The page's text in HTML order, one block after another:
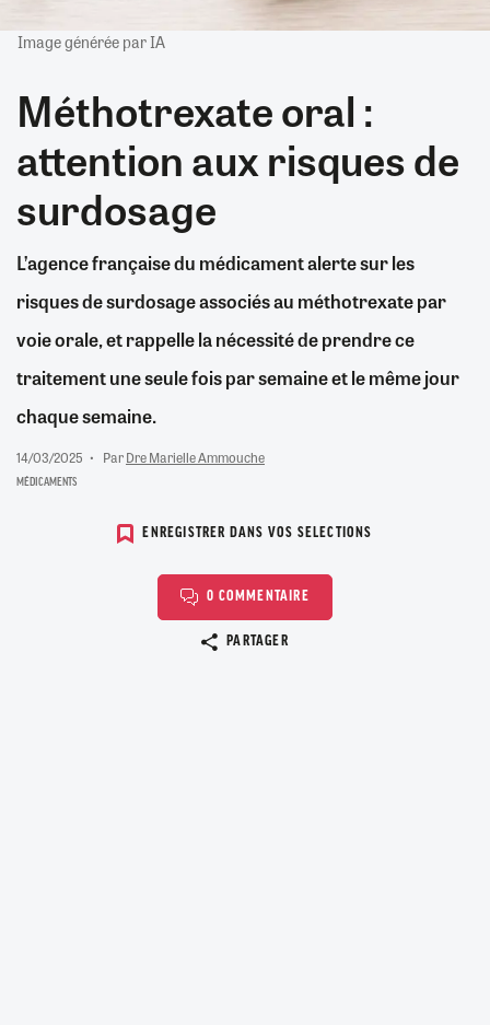
Image générée par IA
Méthotrexate oral :
attention aux risques de
surdosage
L’agence française du médicament alerte sur les
risques de surdosage associés au méthotrexate par
voie orale, et rappelle la nécessité de prendre ce
traitement une seule fois par semaine et le même jour
chaque semaine.
14/03/2025 ParDre Marielle Ammouche
MÉDICAMENTS
ENREGISTRER DANS VOS SELECTIONS
0 COMMENTAIRE
PARTAGER